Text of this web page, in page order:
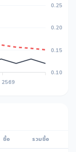
0.25
0.20
0.15
0.10
2569
ซื้อ รวมซื้อ